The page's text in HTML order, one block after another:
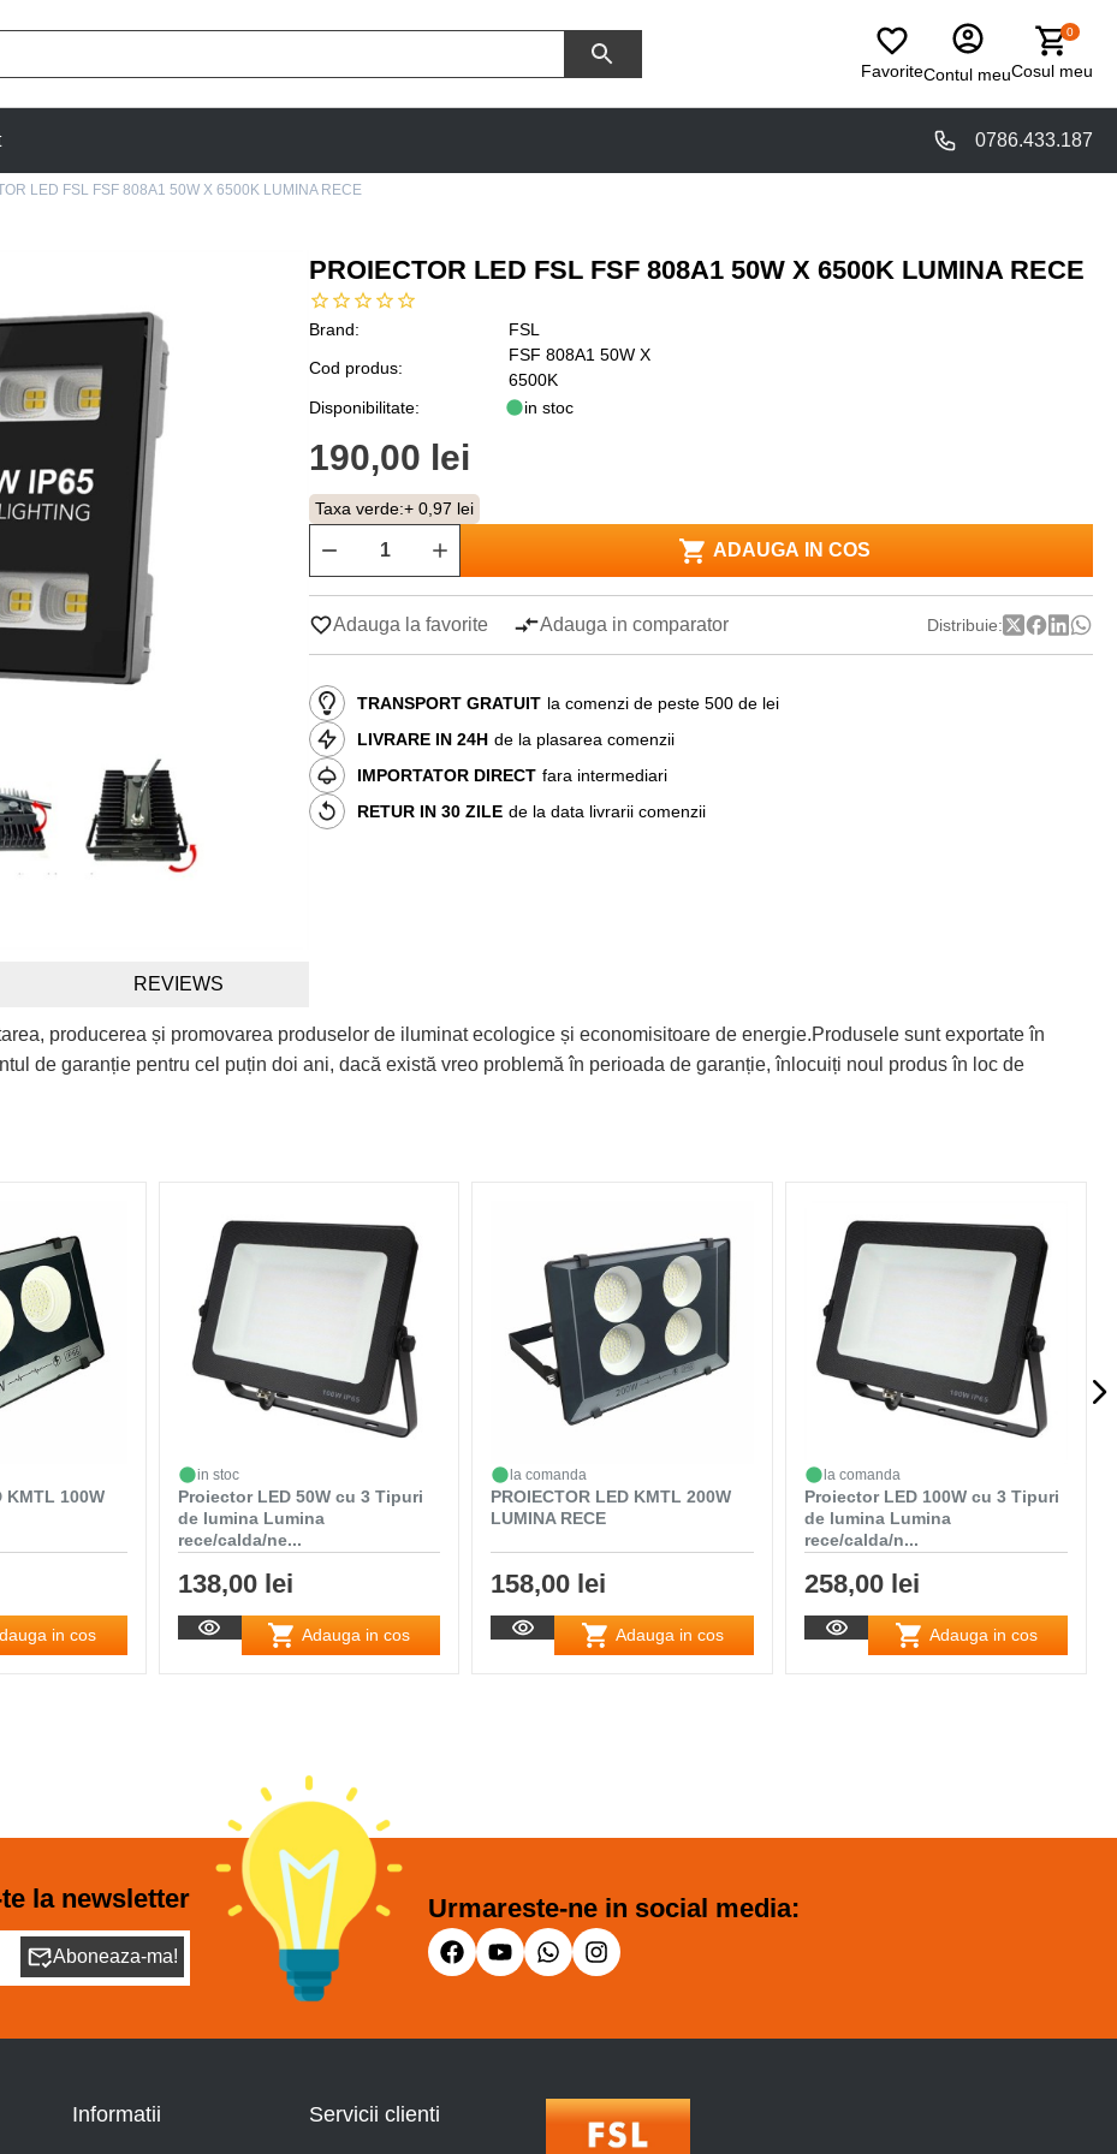
FavoriteContul meu
0
Cosul meu
0786.433.187
LED FSL FSF 808A1 50W X 6500K LUMINA RECE
PROIECTOR LED FSL FSF 808A1 50W X 6500K LUMINA RECE
Brand:
FSL
Cod produs:
FSF 808A1 50W X
6500K
Disponibilitate:
in stoc
190,00 lei
Taxa verde:+ 0,97 lei
ADAUGA IN COS
Adauga la favorite Adauga in comparator Distribuie:
TRANSPORT GRATUIT la comenzi de peste 500 de lei
LIVRARE IN 24H de la plasarea comenzii
IMPORTATOR DIRECT fara intermediari
RETUR IN 30 ZILE de la data livrarii comenzii
REVIEWS
producerea și promovarea produselor de iluminat ecologice și economisitoare de energie.Produsele sunt exportate în
de garanție pentru cel puțin doi ani, dacă există vreo problemă în perioada de garanție, înlocuiți noul produs în loc de
KMTL 100W
in cos
in stoc
Proiector LED 50W cu 3 Tipuri
de lumina Lumina
rece/calda/ne...
138,00 lei
Adauga in cos
la comanda
PROIECTOR LED KMTL 200W
LUMINA RECE
158,00 lei
Adauga in cos
la comanda
Proiector LED 100W cu 3 Tipuri
de lumina Lumina
rece/calda/n...
258,00 lei
Adauga in cos
la newsletter
Aboneaza-ma!
Urmareste-ne in social media:
Informatii Servicii clienti